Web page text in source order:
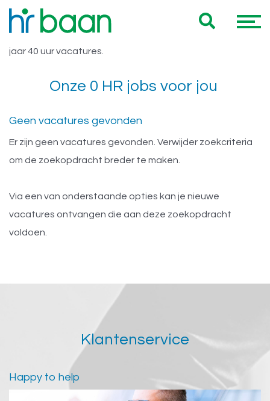
Vacatures Utrecht > 5 jaar 40 uur
Hieronder vind je een overzicht van al onze Utrecht > 5
jaar 40 uur vacatures.
Onze 0 HR jobs voor jou
Geen vacatures gevonden
Er zijn geen vacatures gevonden. Verwijder zoekcriteria
om de zoekopdracht breder te maken.
Via een van onderstaande opties kan je nieuwe
vacatures ontvangen die aan deze zoekopdracht
voldoen.
Klantenservice
Happy to help